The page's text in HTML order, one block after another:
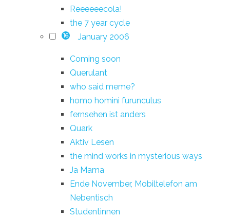
Reeeeeecola!
the 7 year cycle
16 January 2006
Coming soon
Querulant
who said meme?
homo homini furunculus
fernsehen ist anders
Quark
Aktiv Lesen
the mind works in mysterious ways
Ja Mama
Ende November, Mobiltelefon am
Nebentisch
Studentinnen